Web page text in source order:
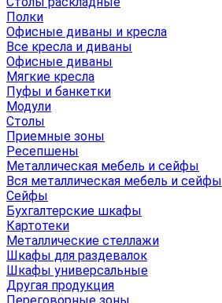
Полки
Офисные диваны и кресла
Все кресла и диваны
Офисные диваны
Мягкие кресла
Пуфы и банкетки
Модули
Столы
Приемные зоны
Ресепшены
Металлическая мебель и сейфы
Вся металлическая мебель и сейфы
Сейфы
Бухгалтерские шкафы
Картотеки
Металлические стеллажи
Шкафы для раздевалок
Шкафы универсальные
Другая продукция